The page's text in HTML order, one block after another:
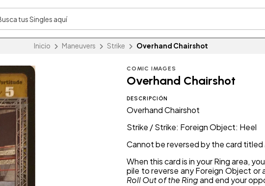
Inicio Maneuvers Strike Overhand Chairshot
COMIC IMAGES
Overhand Chairshot
DESCRIPCIÓN
Overhand Chairshot
Strike / Strike: Foreign Object: Heel
Cannot be reversed by the card titled
When this card is in your Ring area,
pile to reverse any Foreign Object
Roll Out of the Ringand end your